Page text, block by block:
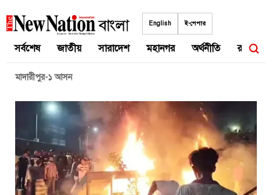
to
English ই-পেপার
সর্বশেষ জাতীয় সারাদেশ মহানগর অর্থনীতি রাজনীতি
মাদারীপুর-১ আসন